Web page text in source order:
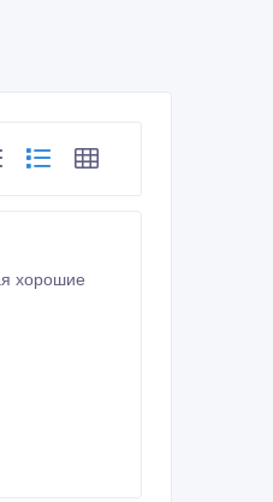
хорошие